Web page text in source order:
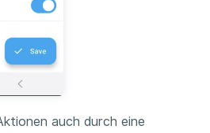
auch durch eine